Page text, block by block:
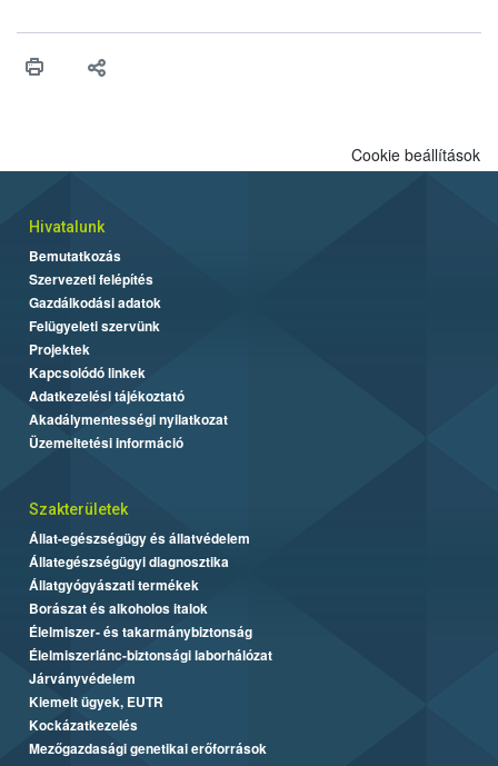
higiéniai szabályok betartása, a megfelelő hőkezelés, valamint a
biztonsági Hivatal (Nébih) Oktatási Programja összegyűjtötte a
Cookie beállítások
Hivatalunk
Bemutatkozás
Szervezeti felépítés
Gazdálkodási adatok
Felügyeleti szervünk
Projektek
Kapcsolódó linkek
Adatkezelési tájékoztató
Akadálymentességi nyilatkozat
Üzemeltetési információ
Szakterületek
Állat-egészségügy és állatvédelem
Állategészségügyi diagnosztika
Állatgyógyászati termékek
Borászat és alkoholos italok
Élelmiszer- és takarmánybiztonság
Élelmiszerlánc-biztonsági laborhálózat
Járványvédelem
Kiemelt ügyek, EUTR
Kockázatkezelés
Mezőgazdasági genetikai erőforrások